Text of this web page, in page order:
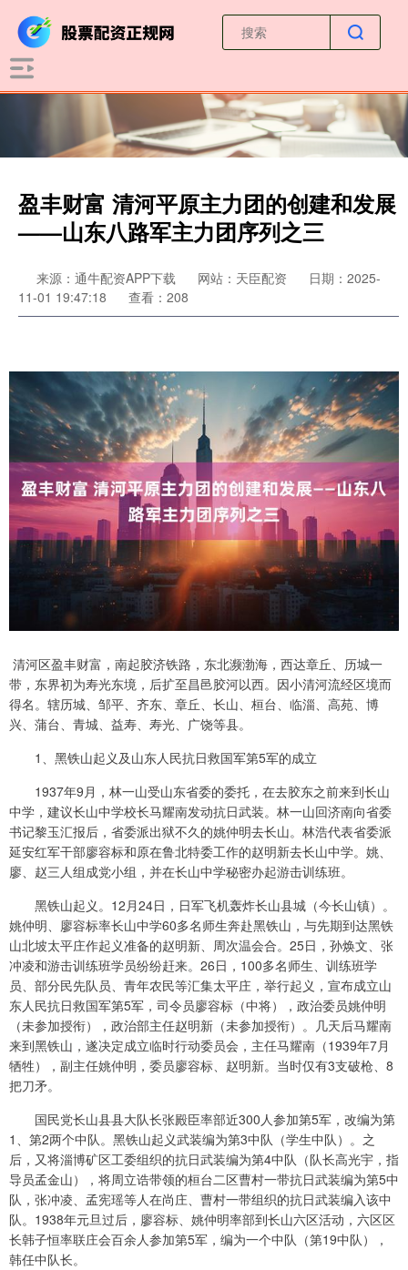
盈丰财富 清河平原主力团的创建和发展
——山东八路军主力团序列之三
来源：通牛配资APP下载 网站：天臣配资
日期：2025-
11-01 19:47:18
查看：208
清河区盈丰财富，南起胶济铁路，东北濒渤海，西达章丘、历城一
带，东界初为寿光东境，后扩至昌邑胶河以西。因小清河流经区境而
得名。辖历城、邹平、齐东、章丘、长山、桓台、临淄、高苑、博
兴、蒲台、青城、益寿、寿光、广饶等县。
1、黑铁山起义及山东人民抗日救国军第5军的成立
1937年9月，林一山受山东省委的委托，在去胶东之前来到长山
中学，建议长山中学校长马耀南发动抗日武装。林一山回济南向省委
书记黎玉汇报后，省委派出狱不久的姚仲明去长山。林浩代表省委派
延安红军干部廖容标和原在鲁北特委工作的赵明新去长山中学。姚、
廖、赵三人组成党小组，并在长山中学秘密办起游击训练班。
黑铁山起义。12月24日，日军飞机轰炸长山县城（今长山镇）。
姚仲明、廖容标率长山中学60多名师生奔赴黑铁山，与先期到达黑铁
山北坡太平庄作起义准备的赵明新、周次温会合。25日，孙焕文、张
冲凌和游击训练班学员纷纷赶来。26日，100多名师生、训练班学
员、部分民先队员、青年农民等汇集太平庄，举行起义，宣布成立山
东人民抗日救国军第5军，司令员廖容标（中将），政治委员姚仲明
（未参加授衔），政治部主任赵明新（未参加授衔）。几天后马耀南
来到黑铁山，遂决定成立临时行动委员会，主任马耀南（1939年7月
牺牲），副主任姚仲明，委员廖容标、赵明新。当时仅有3支破枪、8
把刀矛。
国民党长山县县大队长张殿臣率部近300人参加第5军，改编为第
1、第2两个中队。黑铁山起义武装编为第3中队（学生中队）。之
后，又将淄博矿区工委组织的抗日武装编为第4中队（队长高光宇，指
导员孟金山），将周立诰带领的桓台二区曹村一带抗日武装编为第5中
队，张冲凌、孟宪瑶等人在尚庄、曹村一带组织的抗日武装编入该中
队。1938年元旦过后，廖容标、姚仲明率部到长山六区活动，六区区
长韩子恒率联庄会百余人参加第5军，编为一个中队（第19中队），
韩任中队长。